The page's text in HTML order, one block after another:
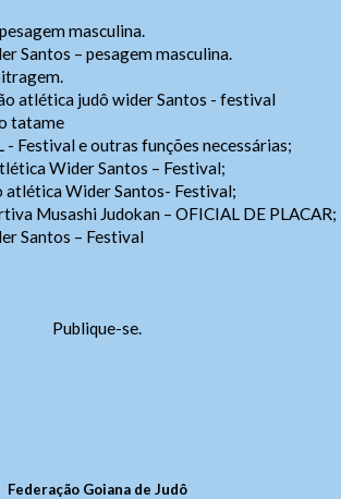
masculina.
Santos – pesagem masculina.
atlética judô wider Santos - festival
tatame
Festival e outras funções necessárias;
Wider Santos – Festival;
atlética Wider Santos- Festival;
Musashi Judokan – OFICIAL DE PLACAR;
Santos – Festival
Publique-se.
Federação Goiana de Judô